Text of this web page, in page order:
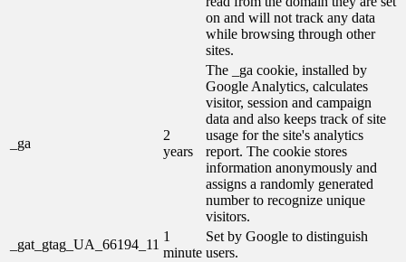
on and will not track any data
while browsing through other
sites.
_ga
2
years
The _ga cookie, installed by
Google Analytics, calculates
visitor, session and campaign
data and also keeps track of site
usage for the site's analytics
report. The cookie stores
information anonymously and
assigns a randomly generated
number to recognize unique
visitors.
_gat_gtag_UA_66194_11
1
minute
Set by Google to distinguish
users.